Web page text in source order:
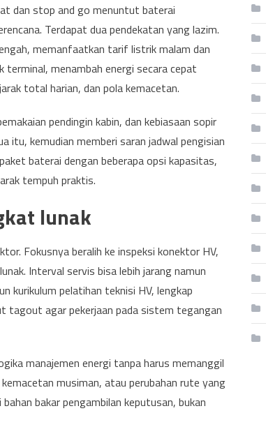
dan stop and go menuntut baterai
Terdapat dua pendekatan yang lazim.
memanfaatkan tarif listrik malam dan
menambah energi secara cepat
total harian, dan pola kemacetan.
pendingin kabin, dan kebiasaan sopir
itu, kemudian memberi saran jadwal pengisian
baterai dengan beberapa opsi kapasitas,
tempuh praktis.
lunak
Fokusnya beralih ke inspeksi konektor HV,
Interval servis bisa lebih jarang namun
kurikulum pelatihan teknisi HV, lengkap
tagout agar pekerjaan pada sistem tegangan
manajemen energi tanpa harus memanggil
musiman, atau perubahan rute yang
bakar pengambilan keputusan, bukan